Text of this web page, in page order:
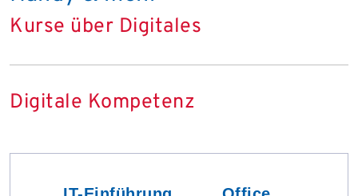
Kurse über Digitales
Digitale Kompetenz